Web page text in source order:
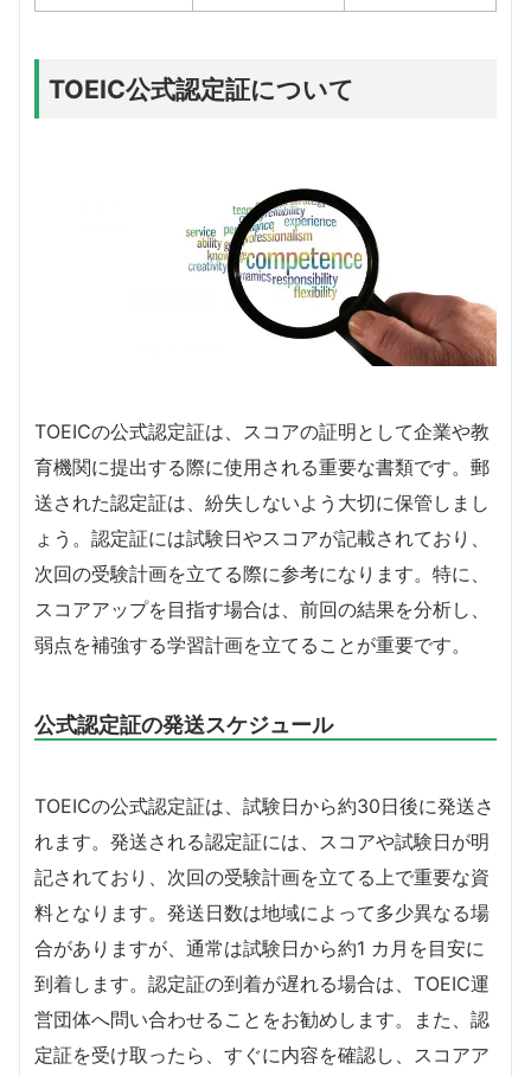
TOEIC公式認定証について
TOEICの公式認定証は、スコアの証明として企業や教
育機関に提出する際に使用される重要な書類です。郵
送された認定証は、紛失しないよう大切に保管しまし
ょう。認定証には試験日やスコアが記載されており、
次回の受験計画を立てる際に参考になります。特に、
スコアアップを目指す場合は、前回の結果を分析し、
弱点を補強する学習計画を立てることが重要です。
公式認定証の発送スケジュール
TOEICの公式認定証は、試験日から約30日後に発送さ
れます。発送される認定証には、スコアや試験日が明
記されており、次回の受験計画を立てる上で重要な資
料となります。発送日数は地域によって多少異なる場
合がありますが、通常は試験日から約1 カ月を目安に
到着します。認定証の到着が遅れる場合は、TOEIC運
営団体へ問い合わせることをお勧めします。また、認
定証を受け取ったら、すぐに内容を確認し、スコアア